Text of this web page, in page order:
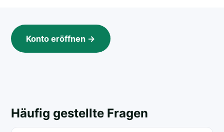
Konto eröffnen →
Häufig gestellte Fragen